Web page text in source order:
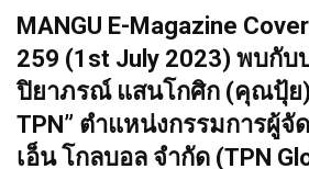
MANGU E-Magazine
259 (1st July 2023) พบกั
ปิยาภรณ์ แสนโกศิก (คุณปุ้ย
TPN” ตำแหน่งกรรมการผู้
เอ็น โกลบอล จำกัด (TPN